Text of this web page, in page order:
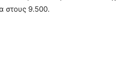
στους 9.500.